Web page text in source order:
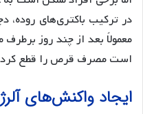
در ترکیب باکتری‌های
معمولاً بعد از چند روز برطرف
است مصرف قرص را قطع
ایجاد واکنش‌های